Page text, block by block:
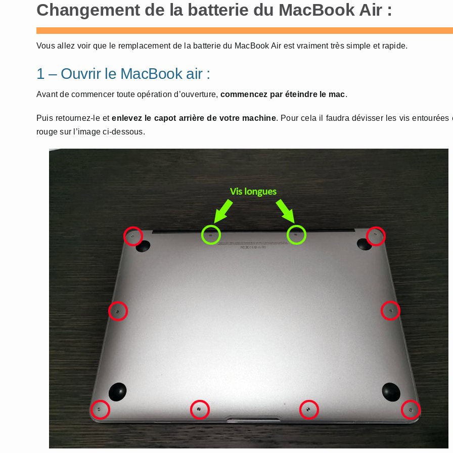
Changement de la batterie du MacBook Air :
Vous allez voir que le remplacement de la batterie du MacBook Air est vraiment très simple et rapide.
1 – Ouvrir le MacBook air :
Avant de commencer toute opération d’ouverture, commencez par éteindre le mac.
Puis retournez-le etenlevez le capot arrière de votre machine. Pour cela il faudra dévisser les vis entourées
rouge sur l’image ci-dessous.